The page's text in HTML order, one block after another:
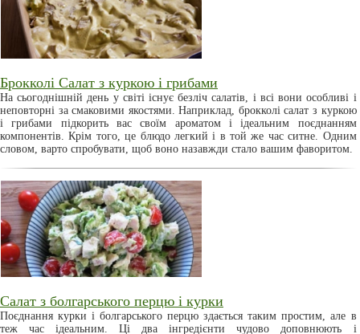
Брокколі Салат з куркою і грибами
На сьогоднішній день у світі існує безліч салатів, і всі вони особливі і
неповторні за смаковими якостями. Наприклад, брокколі салат з куркою
і грибами підкорить вас своїм ароматом і ідеальним поєднанням
компонентів. Крім того, це блюдо легкий і в той же час ситне. Одним
словом, варто спробувати, щоб воно назавжди стало вашим фаворитом.
Салат з болгарського перцю і курки
Поєднання курки і болгарського перцю здається таким простим, але в
теж час ідеальним. Ці два інгредієнти чудово доповнюють і